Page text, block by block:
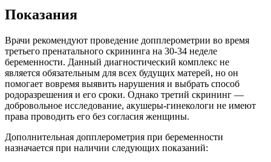
Показания
Врачи рекомендуют проведение допплерометрии во время
третьего пренатального скрининга на 30-34 неделе
беременности. Данный диагностический комплекс не
является обязательным для всех будущих матерей, но он
помогает вовремя выявить нарушения и выбрать способ
родоразрешения и его сроки. Однако третий скрининг —
добровольное исследование, акушеры-гинекологи не имеют
права проводить его без согласия женщины.
Дополнительная допплерометрия при беременности
назначается при наличии следующих показаний: